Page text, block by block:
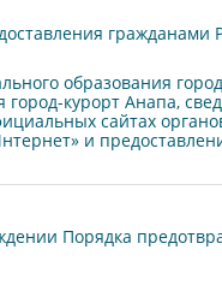
гражданами
образования
курорт Анапа,
сайтах
и
Порядка